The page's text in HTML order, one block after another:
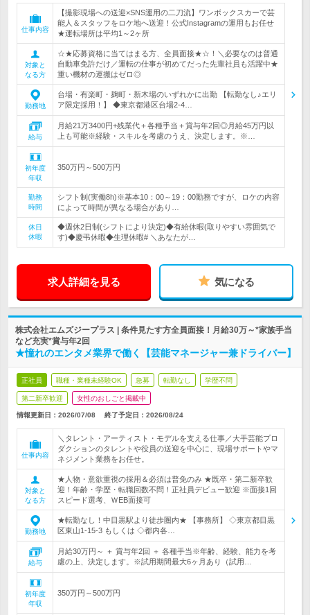
仕事内容
【撮影現場への送迎×SNS運用の二刀流】ワンボックスカーで芸
能人＆スタッフをロケ地へ送迎！公式Instagramの運用もお任せ
★運転場所は平均1～2ヶ所
対象と
なる方
☆★応募資格に当てはまる方、全員面接★☆！＼必要なのは普通
自動車免許だけ／運転の仕事が初めてだった先輩社員も活躍中★
重い機材の運搬はゼロ◎
勤務地
台場・有楽町・麹町・新木場のいずれかに出勤 【転勤なし♪エリ
ア限定採用！】 ◆東京都港区台場2-4…
給与
月給21万3400円+残業代＋各種手当＋賞与年2回◎月給45万円以
上も可能※経験・スキルを考慮のうえ、決定します。※…
初年度
年収
350万円～500万円
勤務
時間
シフト制(実働8h)※基本10：00～19：00勤務ですが、ロケの内容
によって時間が異なる場合があり…
休日
休暇
◆週休2日制(シフトにより決定)◆有給休暇(取りやすい雰囲気で
す)◆慶弔休暇◆生理休暇# ＼あなたが…
求人詳細を見る 気になる
株式会社エムズジープラス | 条件見たす方全員面接！月給30万～*家族手当
など充実*賞与年2回
★憧れのエンタメ業界で働く【芸能マネージャー兼ドライバー】
正社員 職種・業種未経験OK 急募 転勤なし 学歴不問
第二新卒歓迎 女性のおしごと掲載中
情報更新日：2026/07/08 終了予定日： 2026/08/24
仕事内容
＼タレント・アーティスト・モデルを支える仕事／大手芸能プロ
ダクションのタレントや役員の送迎を中心に、現場サポートやマ
ネジメント業務をお任せ。
対象と
なる方
★人物・意欲重視の採用＆必須は普免のみ ★既卒・第二新卒歓
迎！年齢・学歴・転職回数不問！正社員デビュー歓迎 ※面接1回
スピード選考、ＷEB面接可
勤務地
★転勤なし！中目黒駅より徒歩圏内★ 【事務所】 ◇東京都目黒
区東山1-15-3 もしくは ◇都内各…
給与
月給30万円～ ＋ 賞与年2回 ＋ 各種手当※年齢、経験、能力を考
慮の上、決定します。※試用期間最大6ヶ月あり（試用…
初年度
年収
350万円～500万円